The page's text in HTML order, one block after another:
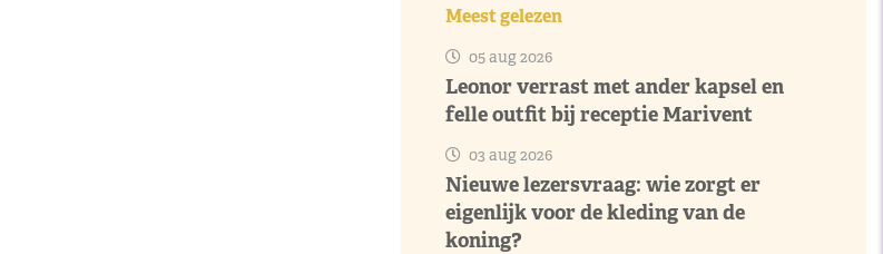
Meest gelezen
05 aug 2026
Leonor verrast met ander kapsel en
felle outfit bij receptie Marivent
03 aug 2026
Nieuwe lezersvraag: wie zorgt er
eigenlijk voor de kleding van de
koning?